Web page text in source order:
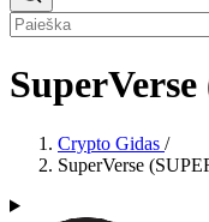
Crypto Gidas /
SuperVerse